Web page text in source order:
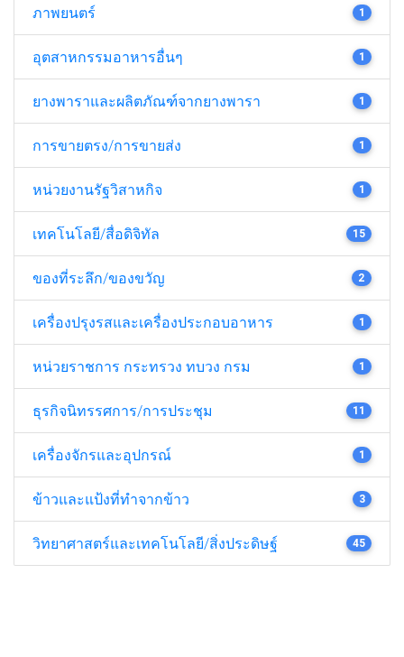
ภาพยนตร์ 1
อุตสาหกรรมอาหารอื่นๆ 1
ยางพาราและผลิตภัณฑ์จากยางพารา 1
การขายตรง/การขายส่ง 1
หน่วยงานรัฐวิสาหกิจ 1
เทคโนโลยี/สื่อดิจิทัล 15
ของที่ระลึก/ของขวัญ 2
เครื่องปรุงรสและเครื่องประกอบอาหาร 1
หน่วยราชการ กระทรวง ทบวง กรม 1
ธุรกิจนิทรรศการ/การประชุม 11
เครื่องจักรและอุปกรณ์ 1
ข้าวและแป้งที่ทำจากข้าว 3
วิทยาศาสตร์และเทคโนโลยี/สิ่งประดิษฐ์ 45